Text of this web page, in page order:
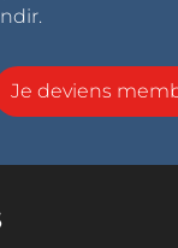
Je deviens